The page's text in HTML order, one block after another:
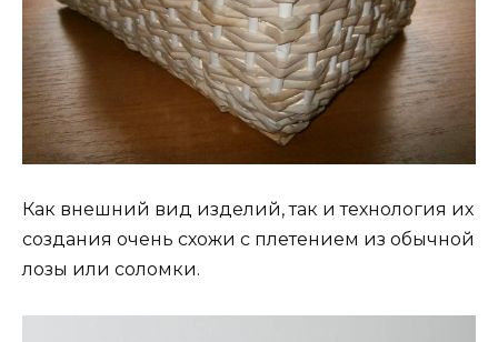
Как внешний вид изделий, так и технология их
создания очень схожи с плетением из обычной
лозы или соломки.